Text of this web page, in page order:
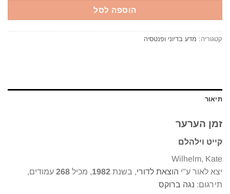
הוספה לסל
קטגוריה: מדע בדיוני ופנטסיה
תיאור
זמן הערער
קייט וילהלם
Wilhelm, Kate
יצא לאור ע"י הוצאת לדורי, בשנת 1982, מכיל 268 עמודים,
תירגום: נגה ברוקס